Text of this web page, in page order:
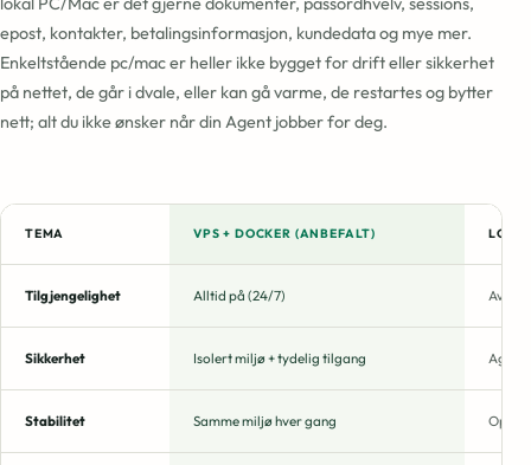
epost, kontakter, betalingsinformasjon, kundedata og mye mer.
Enkeltstående pc/mac er heller ikke bygget for drift eller sikkerhet
på nettet, de går i dvale, eller kan gå varme, de restartes og bytter
nett; alt du ikke ønsker når din Agent jobber for deg.
TEMA VPS + DOCKER (ANBEFALT)
Tilgjengelighet Alltid på (24/7)
Sikkerhet Isolert miljø + tydelig tilgang
Stabilitet Samme miljø hver gang